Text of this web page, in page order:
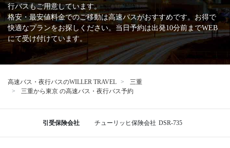
行バスもご用意しています。
格安・最安値料金でのご移動は高速バスがおすすめです。お得で
快適なプランをお探しください。当日予約は出発10分前までWEB
にて受け付けています。
高速バス・夜行バスのWILLER TRAVEL
三重
三重から東京 の高速バス・夜行バス予約
引受保険会社 チューリッヒ保険会社 DSR-735